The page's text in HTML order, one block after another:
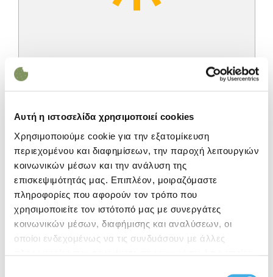
Αυτή η ιστοσελίδα χρησιμοποιεί cookies
Χρησιμοποιούμε cookie για την εξατομίκευση
περιεχομένου και διαφημίσεων, την παροχή λειτουργιών
κοινωνικών μέσων και την ανάλυση της
επισκεψιμότητάς μας. Επιπλέον, μοιραζόμαστε
πληροφορίες που αφορούν τον τρόπο που
χρησιμοποιείτε τον ιστότοπό μας με συνεργάτες
κοινωνικών μέσων, διαφήμισης και αναλύσεων, οι
οποίοι ενδεχομένως να τις συνδυάσουν με άλλες
11°C 23°C
Υγρασία: 47%
Ταχύτητα ανέμου: 5 km/h